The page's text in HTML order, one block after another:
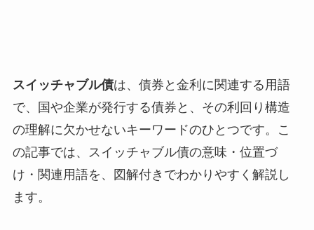
スイッチャブル債は、債券と金利に関連する用語
で、国や企業が発行する債券と、その利回り構造
の理解に欠かせないキーワードのひとつです。こ
の記事では、スイッチャブル債の意味・位置づ
け・関連用語を、図解付きでわかりやすく解説し
ます。